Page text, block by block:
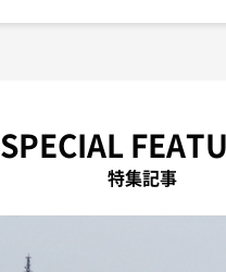
SPECIAL
特集記事